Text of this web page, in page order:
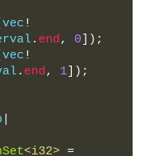
vec !
. end, 0 ]);
vec !
. end, 1 ]);
<i32> =